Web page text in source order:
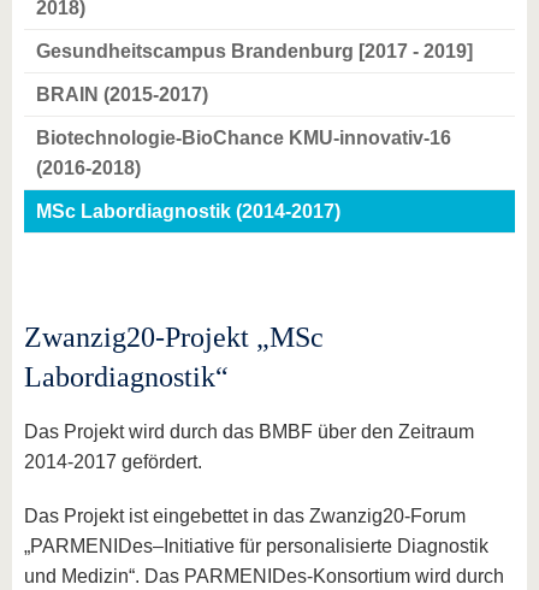
2018)
Gesundheitscampus Brandenburg [2017 - 2019]
BRAIN (2015-2017)
Biotechnologie-BioChance KMU-innovativ-16
(2016-2018)
MSc Labordiagnostik (2014-2017)
Zwanzig20-Projekt „MSc
Labordiagnostik“
Das Projekt wird durch das BMBF über den Zeitraum
2014-2017 gefördert.
Das Projekt ist eingebettet in das Zwanzig20-Forum
„PARMENIDes–Initiative für personalisierte Diagnostik
und Medizin“. Das PARMENIDes-Konsortium wird durch